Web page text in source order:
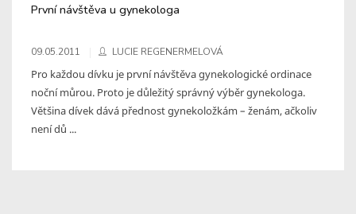
První návštěva u gynekologa
09.05.2011 LUCIE REGENERMELOVÁ
Pro každou dívku je první návštěva gynekologické ordinace
noční můrou. Proto je důležitý správný výběr gynekologa.
Většina dívek dává přednost gynekoložkám – ženám, ačkoliv
není dů ...